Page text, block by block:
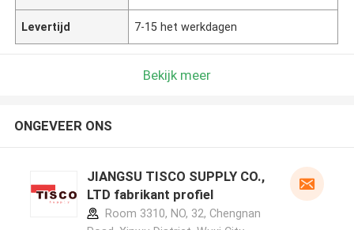
Levertijd 7-15 het werkdagen
Bekijk meer
ONGEVEER ONS
JIANGSU TISCO SUPPLY CO.,
LTD fabrikant profiel
Room 3310, NO, 32, Chengnan